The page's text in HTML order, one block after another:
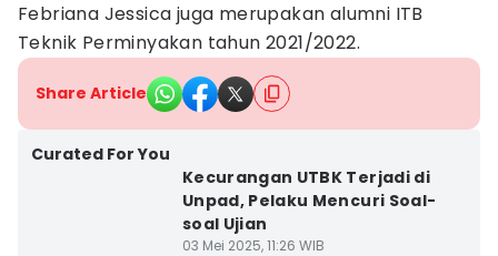
Febriana Jessica juga merupakan alumni ITB
Teknik Perminyakan tahun 2021/2022.
Share Article
Curated For You
Kecurangan UTBK Terjadi di
Unpad, Pelaku Mencuri Soal-
soal Ujian
03 Mei 2025, 11:26 WIB